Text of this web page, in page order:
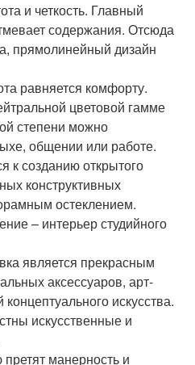
и четкость. Главный
содержания. Отсюда
прямолинейный дизайн
равняется комфорту.
цветовой гамме
степени можно
общении или работе.
к созданию открытого
конструктивных
остеклением.
– интерьер студийного
является прекрасным
аксессуаров, арт-
искусства.
искусственные и
манерность и